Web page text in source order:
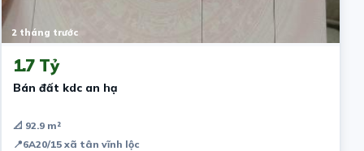
2 tháng trước
1.7 Tỷ
Bán đất kdc an hạ
📐 92.9 m²
📍6A20/15 xã tân vĩnh lộc